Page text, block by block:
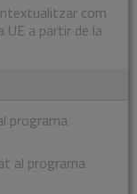
com
UE a partir de la
programa
al programa